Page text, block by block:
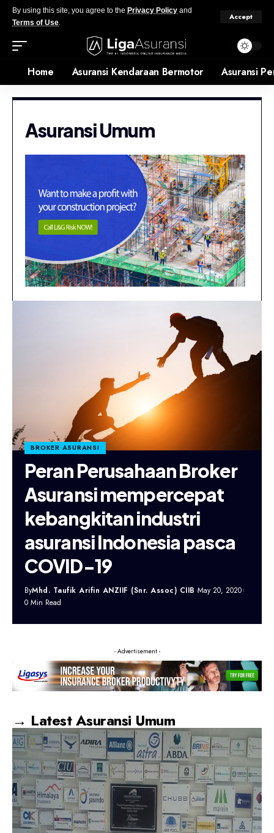
By using this site, you agree to the Privacy Policy and
Terms of Use.
Accept
Home Asuransi Kendaraan Bermotor Asuransi
Asuransi Umum
BROKER ASURANSI
Peran Perusahaan Broker
Asuransi mempercepat
kebangkitan industri
asuransi Indonesia pasca
COVID-19
ByMhd. Taufik Arifin ANZIIF (Snr. Assoc) CIIB May 20, 2020
0 Min Read
- Advertisement -
→ Latest Asuransi Umum